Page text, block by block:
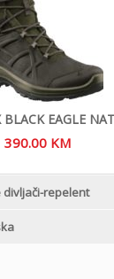
BLACK EAGLE
390.00 KM
repelent